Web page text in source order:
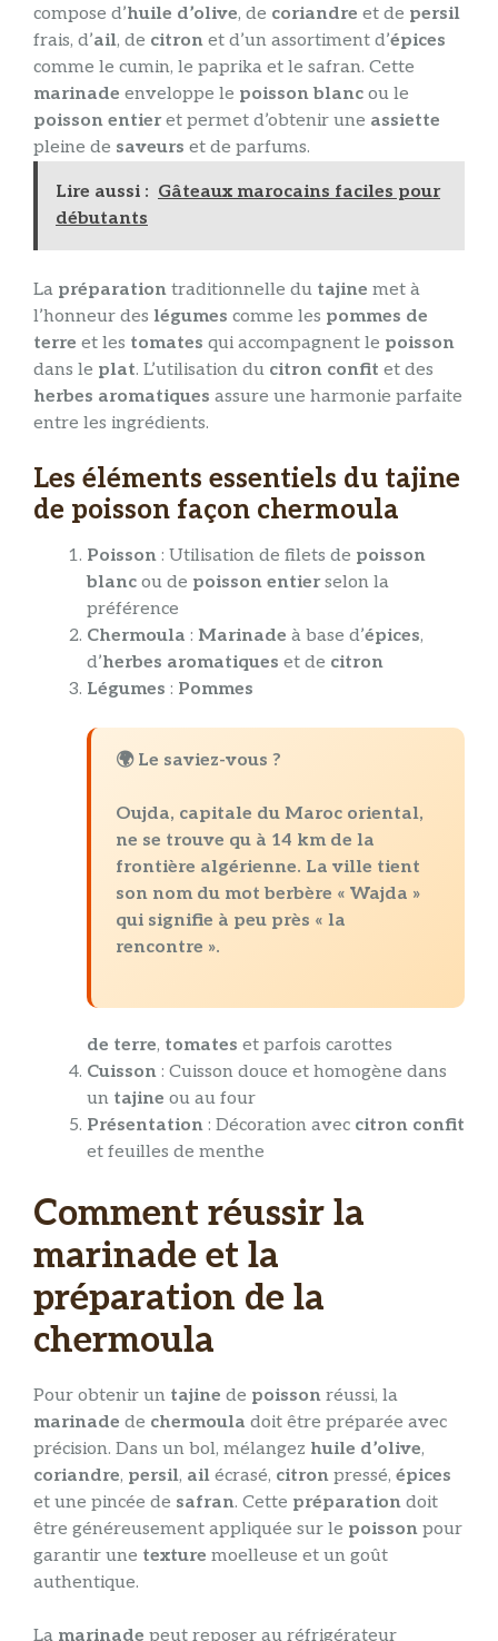
compose d’huile d’olive, de coriandre et de persil
frais, d’ail, de citron et d’un assortiment d’épices
comme le cumin, le paprika et le safran. Cette
marinade enveloppe le poisson blanc ou le
poisson entieret permet d’obtenir une assiette
pleine de saveurs et de parfums.
Lire aussi : Gâteaux marocains faciles pour
débutants
La préparation traditionnelle du tajine met à
l’honneur des légumes comme les pommes de
terre et les tomates qui accompagnent le poisson
dans le plat. L’utilisation du citron confit et des
herbes aromatiques assure une harmonie parfaite
entre les ingrédients.
Les éléments essentiels du tajine
de poisson façon chermoula
Poisson : Utilisation de filets de poisson
blanc ou de poisson entierselon la
préférence
Chermoula : Marinade à base d’épices,
d’herbes aromatiques et de citron
Légumes : Pommes
🌍 Le saviez-vous ?
Oujda, capitale du Maroc oriental,
ne se trouve qu à 14 km de la
frontière algérienne. La ville tient
son nom du mot berbère « Wajda »
qui signifie à peu près « la
rencontre ».
de terre, tomates et parfois carottes
Cuisson : Cuisson douce et homogène dans
un tajine ou au four
Présentation : Décoration avec citron confit
et feuilles de menthe
Comment réussir la
marinade et la
préparation de la
chermoula
Pour obtenir un tajine de poisson réussi, la
marinade de chermoula doit être préparée avec
précision. Dans un bol, mélangez huile d’olive,
coriandre, persil, ail écrasé, citron pressé, épices
et une pincée de safran. Cette préparation doit
être généreusement appliquée sur le poisson pour
garantir une texture moelleuse et un goût
authentique.
La marinade peut reposer au réfrigérateur